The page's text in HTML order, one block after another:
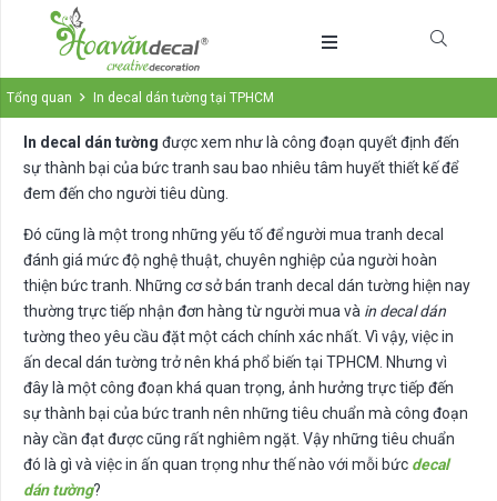
Tổng quan In decal dán tường tại TPHCM
In decal dán tường được xem như là công đoạn quyết định đến
sự thành bại của bức tranh sau bao nhiêu tâm huyết thiết kế để
đem đến cho người tiêu dùng.
Đó cũng là một trong những yếu tố để người mua tranh decal
đánh giá mức độ nghệ thuật, chuyên nghiệp của người hoàn
thiện bức tranh. Những cơ sở bán tranh decal dán tường hiện nay
thường trực tiếp nhận đơn hàng từ người mua và in decal dán
tường theo yêu cầu đặt một cách chính xác nhất. Vì vậy, việc in
ấn decal dán tường trở nên khá phổ biến tại TPHCM. Nhưng vì
đây là một công đoạn khá quan trọng, ảnh hưởng trực tiếp đến
sự thành bại của bức tranh nên những tiêu chuẩn mà công đoạn
này cần đạt được cũng rất nghiêm ngặt. Vậy những tiêu chuẩn
đó là gì và việc in ấn quan trọng như thế nào với mỗi bức decal
dán tường?